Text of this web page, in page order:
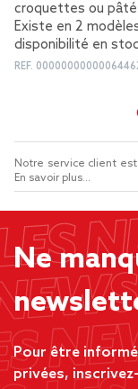
croquettes ou
Existe en 2
disponibilité en
REF.
Notre service client
En savoir plus...
Ne
Pour être
privées,